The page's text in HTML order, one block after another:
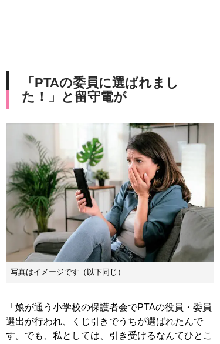
「PTAの委員に選ばれまし
た！」と留守電が
写真はイメージです（以下同じ）
「娘が通う小学校の保護者会でPTAの役員・委員
選出が行われ、くじ引きでうちが選ばれたんで
す。でも、私としては、引き受けるなんてひとこ